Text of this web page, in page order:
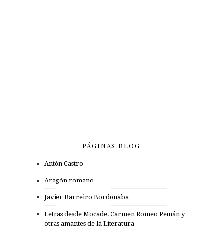
PÁGINAS BLOG
Antón Castro
Aragón romano
Javier Barreiro Bordonaba
Letras desde Mocade. Carmen Romeo Pemán y
otras amantes de la Literatura